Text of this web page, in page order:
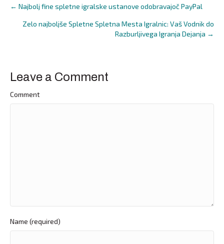
Posts
navigation
← Najbolj fine spletne igralske ustanove odobravajoč PayPal
Zelo najboljše Spletne Spletna Mesta Igralnic: Vaš Vodnik do
Razburljivega Igranja Dejanja →
Leave a Comment
Comment
Name (required)